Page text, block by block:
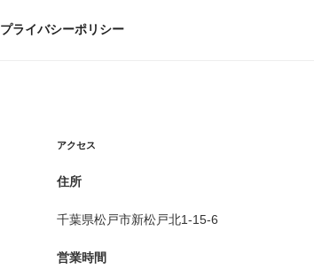
プライバシーポリシー
アクセス
住所
千葉県松戸市新松戸北1-15-6
営業時間